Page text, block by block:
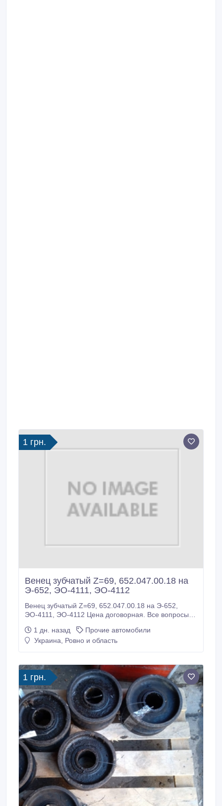
1 грн.
Венец зубчатый Z=69, 652.047.00.18 на
Э-652, ЭО-4111, ЭО-4112
Венец зубчатый Z=69, 652.047.00.18 на Э-652,
ЭО-4111, ЭО-4112 Цена договорная. Все вопросы
технику..
1 дн. назад
Прочие автомобили
Украина, Ровно и область
1 грн.